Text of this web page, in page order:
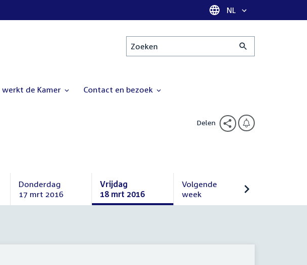
Taal selectie
NL
Zoeken
werkt de Kamer Contact en bezoek
Delen
Donderdag
17 mrt 2016
Donderdag
Vrijdag
18 mrt 2016
Vrijdag
Volgende
week
Volgende